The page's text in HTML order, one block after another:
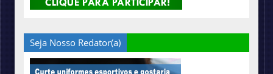
Seja Nosso Redator(a)